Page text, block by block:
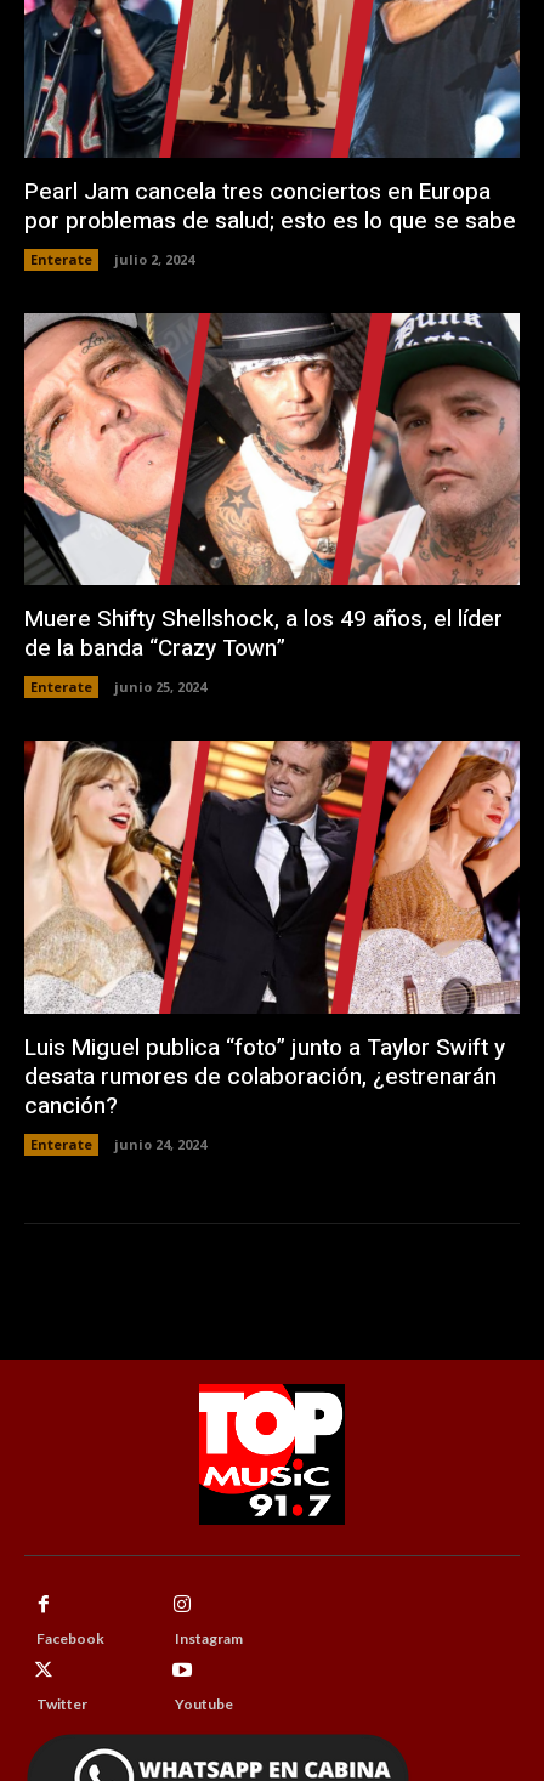
Pearl Jam cancela tres conciertos en Europa
por problemas de salud; esto es lo que se sabe
Enterate julio 2, 2024
Muere Shifty Shellshock, a los 49 años, el líder
de la banda “Crazy Town”
Enterate junio 25, 2024
Luis Miguel publica “foto” junto a Taylor Swift y
desata rumores de colaboración, ¿estrenarán
canción?
Enterate junio 24, 2024
Facebook Instagram
Twitter Youtube